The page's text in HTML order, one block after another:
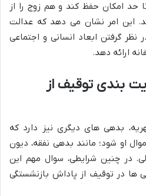
حد امکان حفظ کند و هم زوج را از
این امر نشان می دهد که عدالت
گرفتن ابعاد انسانی و اجتماعی
ارائه دهد.
بندی توقیف از
بدهی های دیگری نیز دارد که
او شود؛ مانند بدهی نفقه، دیون
در چنین شرایطی، سوال مهم این
ها در توقیف از پاداش بازنشستگی